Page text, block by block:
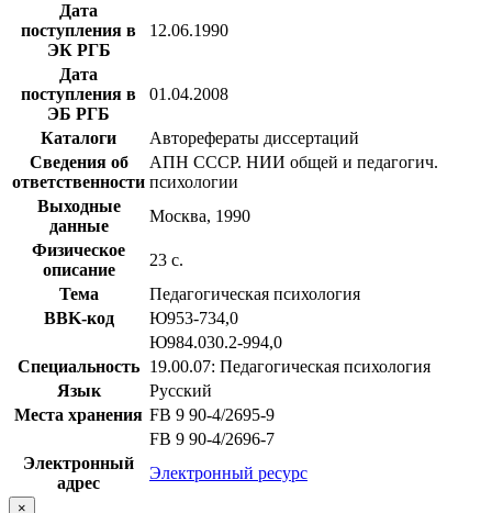
Дата
поступления в
ЭК РГБ
12.06.1990
Дата
поступления в
ЭБ РГБ
01.04.2008
Каталоги
Авторефераты диссертаций
Сведения об
ответственности
АПН СССР. НИИ общей и педагогич.
психологии
Выходные
данные
Москва, 1990
Физическое
описание
23 с.
Тема
Педагогическая психология
BBK-код
Ю953-734,0
Ю984.030.2-994,0
Специальность 19.00.07: Педагогическая психология
Язык
Русский
Места хранения FB 9 90-4/2695-9
FB 9 90-4/2696-7
Электронный
адрес
Электронный ресурс
×